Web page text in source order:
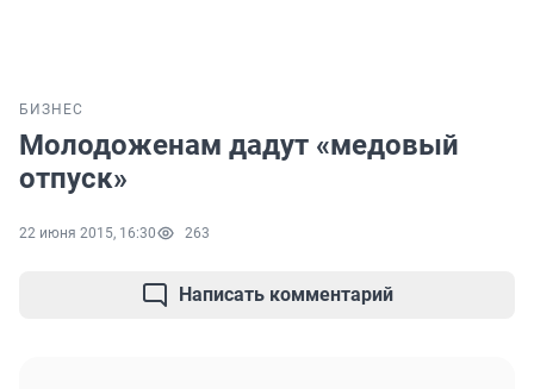
БИЗНЕС
Молодоженам дадут «медовый
отпуск»
22 июня 2015, 16:30 263
Написать комментарий